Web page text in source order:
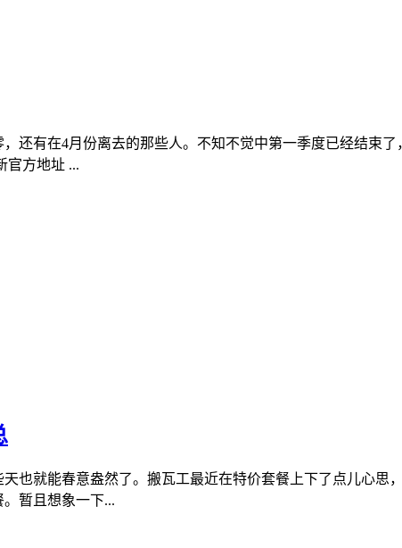
还有在4月份离去的那些人。不知不觉中第一季度已经结束
官方地址 ...
也就能春意盎然了。搬瓦工最近在特价套餐上下了点儿心思
暂且想象一下...